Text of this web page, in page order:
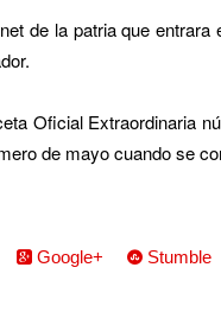
de la patria que
Oficial Extraordinaria
de mayo cuando se
Google+ Stumble